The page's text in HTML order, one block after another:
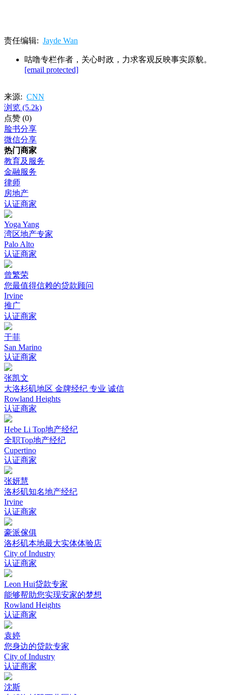
责任编辑: Jayde Wan
咕噜专栏作者，关心时政，力求客观反映事实原貌。
[email protected]
来源: CNN
浏览 (5.2k)
点赞 (0)
脸书分享
微信分享
热门商家
教育及服务
金融服务
律师
房地产
认证商家
Yoga Yang
湾区地产专家
Palo Alto
认证商家
曾繁荣
您最值得信赖的贷款顾问
Irvine
推广
认证商家
于菲
San Marino
认证商家
张凯文
大洛杉矶地区 金牌经纪 专业 诚信
Rowland Heights
认证商家
Hebe Li Top地产经纪
全职Top地产经纪
Cupertino
认证商家
张妍慧
洛杉矶知名地产经纪
Irvine
认证商家
豪派傢俱
洛杉矶本地最大实体体验店
City of Industry
认证商家
Leon Hui贷款专家
能够帮助您实现安家的梦想
Rowland Heights
认证商家
袁婷
您身边的贷款专家
City of Industry
认证商家
沈斯